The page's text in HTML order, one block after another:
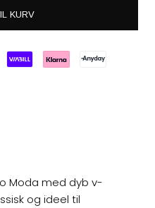
KURV
Moda med dyb v-
og ideel til